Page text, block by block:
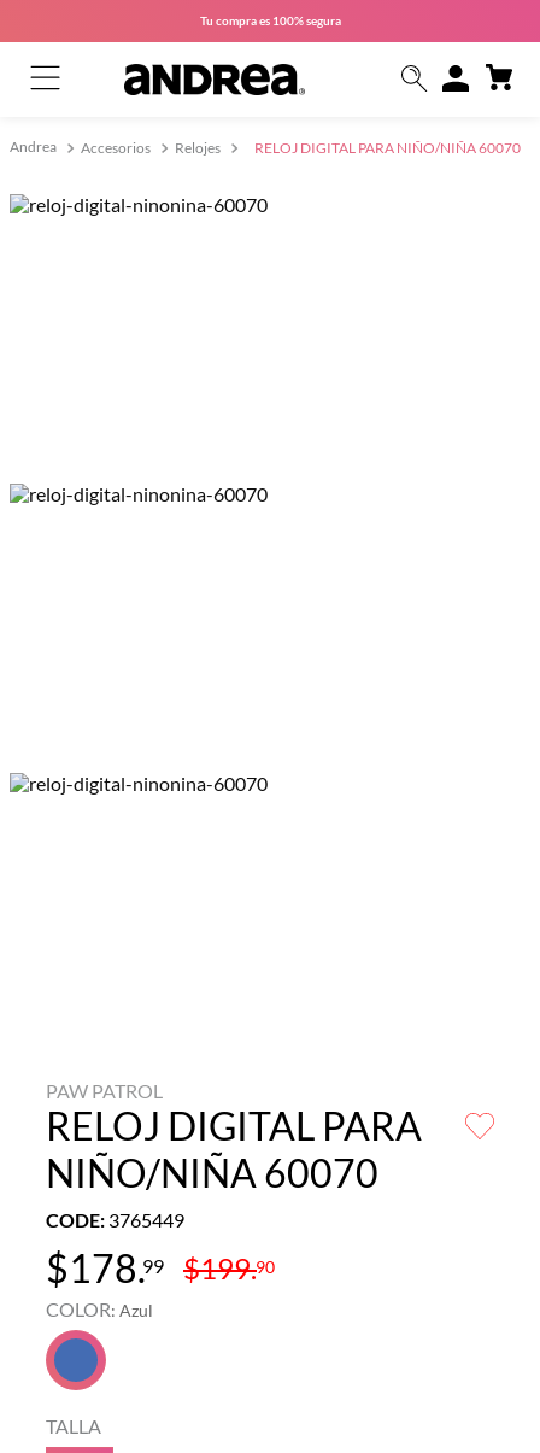
Tu compra es 100% segura
Accesorios Relojes RELOJ DIGITAL PARA NIÑO/NIÑA 60070
PAW PATROL
RELOJ DIGITAL PARA
NIÑO/NIÑA 60070
CODE: 3765449
$178.99 $199.90
COLOR: Azul
TALLA